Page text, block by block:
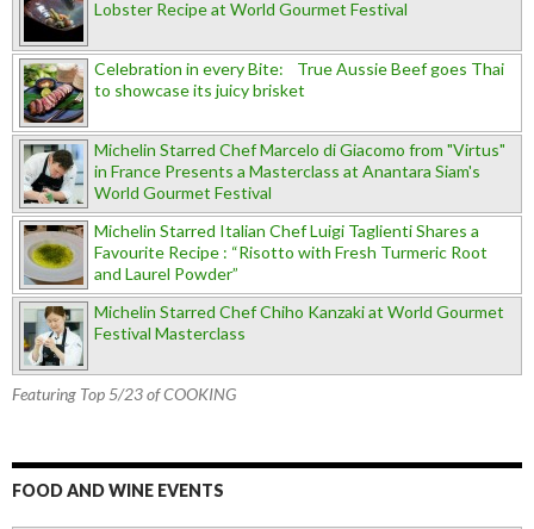
Lobster Recipe at World Gourmet Festival
Celebration in every Bite: True Aussie Beef goes Thai
to showcase its juicy brisket
Michelin Starred Chef Marcelo di Giacomo from "Virtus"
in France Presents a Masterclass at Anantara Siam's
World Gourmet Festival
Michelin Starred Italian Chef Luigi Taglienti Shares a
Favourite Recipe : “Risotto with Fresh Turmeric Root
and Laurel Powder”
Michelin Starred Chef Chiho Kanzaki at World Gourmet
Festival Masterclass
Featuring Top 5/23 of COOKING
FOOD AND WINE EVENTS